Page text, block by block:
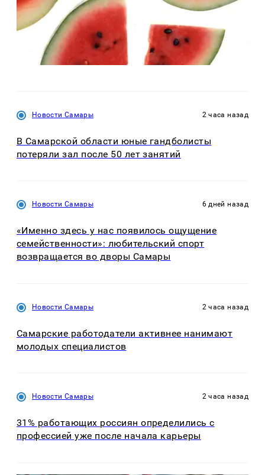
Новости Самары 2 часа назад
В Самарской области юные гандболисты
потеряли зал после 50 лет занятий
Новости Самары 6 дней назад
«Именно здесь у нас появилось ощущение
семейственности»: любительский спорт
возвращается во дворы Самары
Новости Самары 2 часа назад
Самарские работодатели активнее нанимают
молодых специалистов
Новости Самары 2 часа назад
31% работающих россиян определились с
профессией уже после начала карьеры